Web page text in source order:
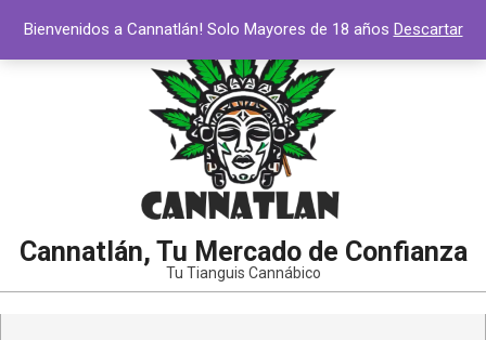
contenido
Cannatlán, Tu Mercado de Confianza
Tu Tianguis Cannábico
Bienvenidos a Cannatlán! Solo Mayores de 18 años Descartar